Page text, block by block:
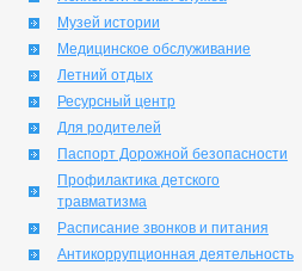
Музей истории
Медицинское обслуживание
Летний отдых
Ресурсный центр
Для родителей
Паспорт Дорожной безопасности
Профилактика детского
травматизма
Расписание звонков и питания
Антикоррупционная деятельность